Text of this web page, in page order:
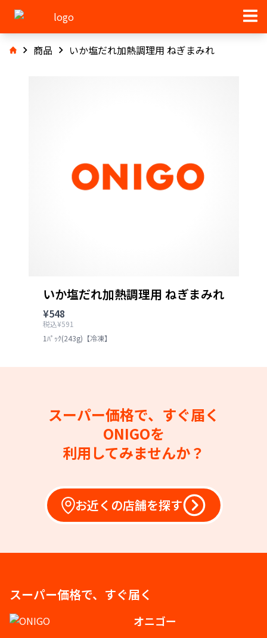
商品 いか塩だれ加熱調理用 ねぎまみれ
いか塩だれ加熱調理用 ねぎまみれ
¥548
税込¥591
1ﾊﾟｯｸ(243g)【冷凍】
スーパー価格で、すぐ届く
ONIGOを
利用してみませんか？
お近くの店舗を探す
スーパー価格で、すぐ届く
オニゴー